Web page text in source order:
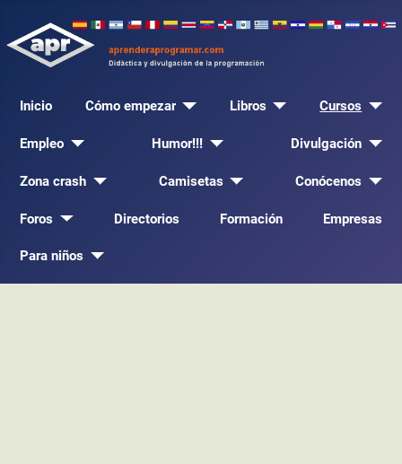
Inicio Cómo empezar Libros Cursos
Empleo Humor!!! Divulgación
Zona crash Camisetas Conócenos
Foros Directorios Formación Empresas
Para niños